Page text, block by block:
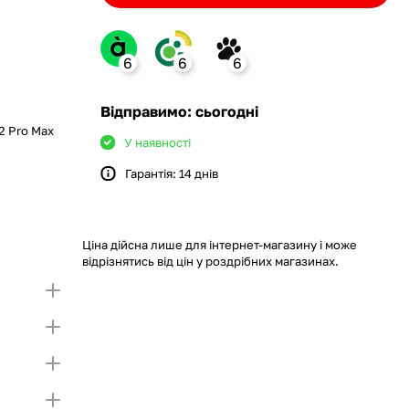
Pro Max
6 6
частини платежу та Першого
6
першої частини платежу та Першого
Відправимо: сьогодні
У наявності
Гарантія: 14 днів
Ціна дійсна лише для інтернет-магазину і може
відрізнятись від цін у роздрібних магазинах.